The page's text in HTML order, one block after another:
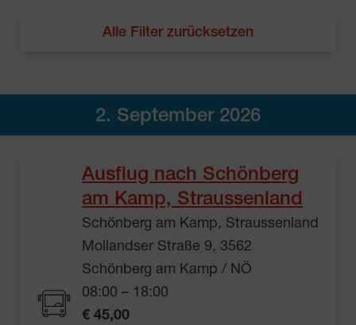
Alle Filter zurücksetzen
2. September 2026
Ausflug nach Schönberg
am Kamp, Straussenland
Schönberg am Kamp, Straussenland
Mollandser Straße 9, 3562
Schönberg am Kamp / NÖ
08:00 – 18:00
€ 45,00